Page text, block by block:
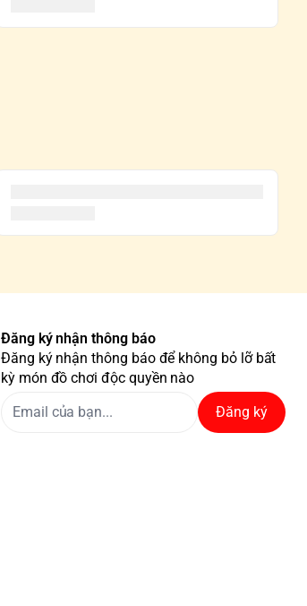
Đăng ký nhận thông báo
Đăng ký nhận thông báo để không bỏ lỡ bất
kỳ món đồ chơi độc quyền nào
Đăng ký